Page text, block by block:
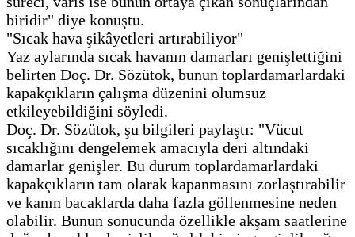
biridir" diye konuştu.
"Sıcak hava şikâyetleri artırabiliyor"
Yaz aylarında sıcak havanın damarları genişlettiğini
belirten Doç. Dr. Sözütok, bunun toplardamarlardaki
kapakçıkların çalışma düzenini olumsuz
etkileyebildiğini söyledi.
Doç. Dr. Sözütok, şu bilgileri paylaştı: "Vücut
sıcaklığını dengelemek amacıyla deri altındaki
damarlar genişler. Bu durum toplardamarlardaki
kapakçıkların tam olarak kapanmasını zorlaştırabilir
ve kanın bacaklarda daha fazla göllenmesine neden
olabilir. Bunun sonucunda özellikle akşam saatlerine